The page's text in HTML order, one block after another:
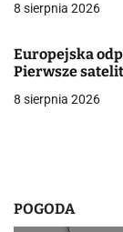
i
s
u
8 sierpnia 2026
Europejska
Pierwsze
8 sierpnia 2026
POGODA